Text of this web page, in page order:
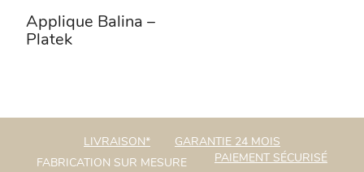
Applique Balina –
Platek
LIVRAISON*
GARANTIE 24 MOIS
FABRICATION SUR MESURE
PAIEMENT SÉCURISÉ